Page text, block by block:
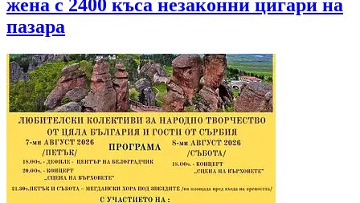
жена с 2400 къса незаконни цигари на
пазара